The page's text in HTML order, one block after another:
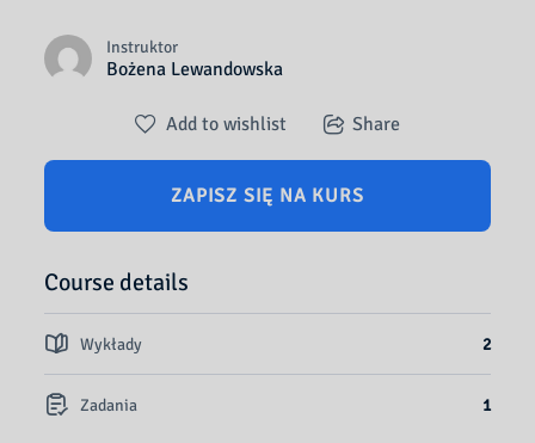
Instruktor
Bożena Lewandowska
Add to wishlist Share
ZAPISZ SIĘ NA KURS
Course details
Wykłady 2
Zadania 1